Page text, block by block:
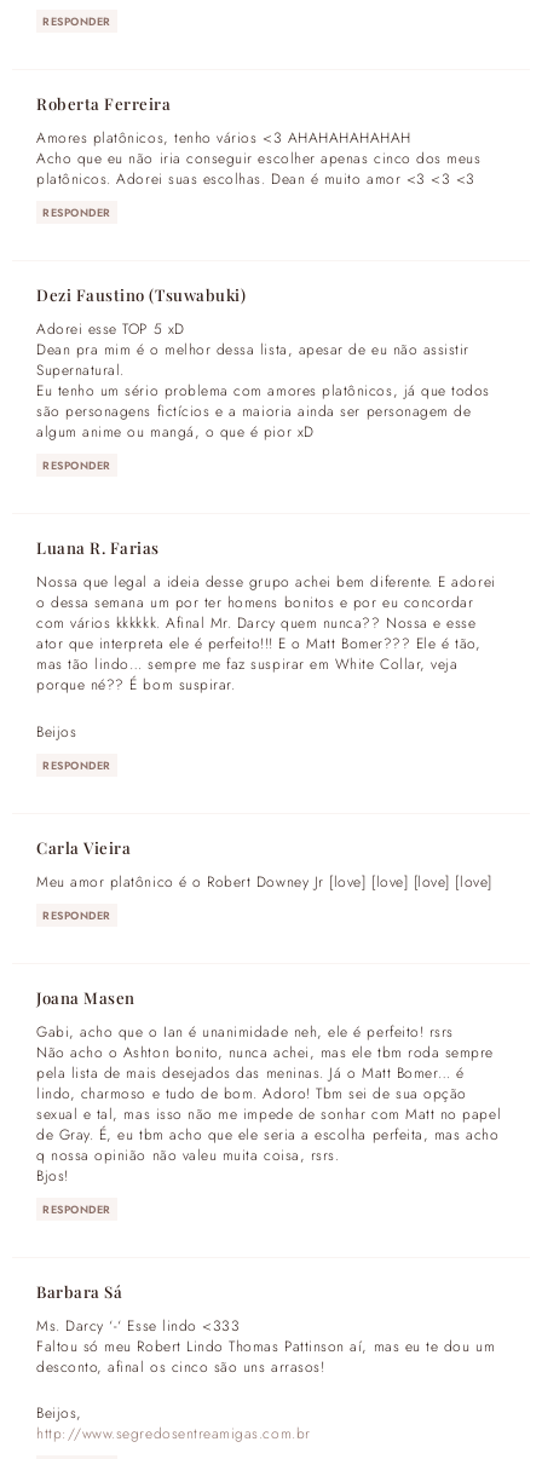
RESPONDER
Roberta Ferreira
Amores platônicos, tenho vários <3 AHAHAHAHAHAH
Acho que eu não iria conseguir escolher apenas cinco dos meus
platônicos. Adorei suas escolhas. Dean é muito amor <3 <3 <3
RESPONDER
Dezi Faustino (Tsuwabuki)
Adorei esse TOP 5 xD
Dean pra mim é o melhor dessa lista, apesar de eu não assistir
Supernatural.
Eu tenho um sério problema com amores platônicos, já que todos
são personagens fictícios e a maioria ainda ser personagem de
algum anime ou mangá, o que é pior xD
RESPONDER
Luana R. Farias
Nossa que legal a ideia desse grupo achei bem diferente. E adorei
o dessa semana um por ter homens bonitos e por eu concordar
com vários kkkkkk. Afinal Mr. Darcy quem nunca?? Nossa e esse
ator que interpreta ele é perfeito!!! E o Matt Bomer??? Ele é tão,
mas tão lindo… sempre me faz suspirar em White Collar, veja
porque né?? É bom suspirar.
Beijos
RESPONDER
Carla Vieira
Meu amor platônico é o Robert Downey Jr [love] [love] [love] [love]
RESPONDER
Joana Masen
Gabi, acho que o Ian é unanimidade neh, ele é perfeito! rsrs
Não acho o Ashton bonito, nunca achei, mas ele tbm roda sempre
pela lista de mais desejados das meninas. Já o Matt Bomer… é
lindo, charmoso e tudo de bom. Adoro! Tbm sei de sua opção
sexual e tal, mas isso não me impede de sonhar com Matt no papel
de Gray. É, eu tbm acho que ele seria a escolha perfeita, mas acho
q nossa opinião não valeu muita coisa, rsrs.
Bjos!
RESPONDER
Barbara Sá
Ms. Darcy ‘-‘ Esse lindo <333
Faltou só meu Robert Lindo Thomas Pattinson aí, mas eu te dou um
desconto, afinal os cinco são uns arrasos!
Beijos,
http://www.segredosentreamigas.com.br